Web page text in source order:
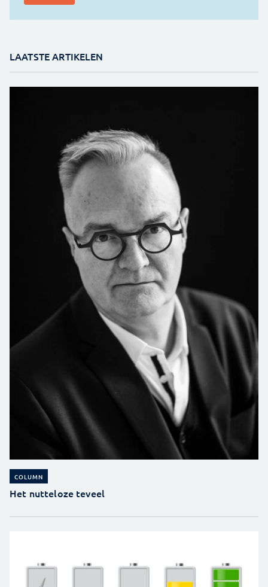
LAATSTE ARTIKELEN
COLUMN
Het nutteloze teveel